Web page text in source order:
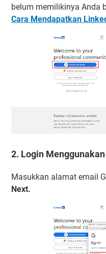
belum memilikinya Anda
Cara Mendapatkan
2. Login
Masukkan alamat email
Next.